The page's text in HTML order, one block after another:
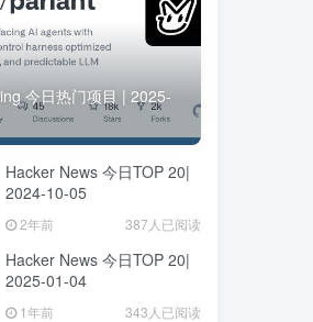
今日热门项目 | 2025-
Hacker News 今日TOP 20|
2024-10-05
2年前 387人已阅读
Hacker News 今日TOP 20|
2025-01-04
1年前 343人已阅读